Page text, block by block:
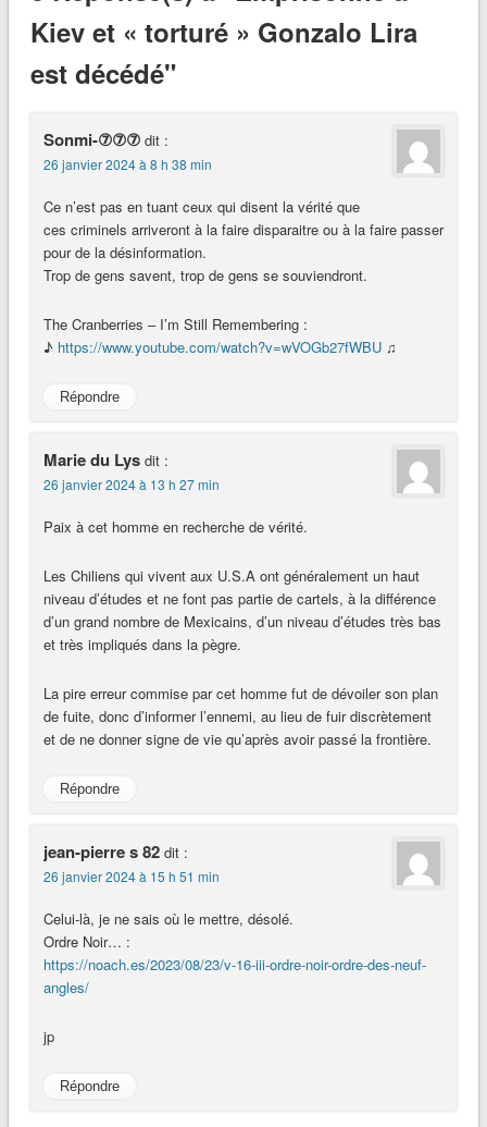
Kiev et « torturé » Gonzalo Lira
est décédé"
Sonmi-⑦⑦⑦ dit :
26 janvier 2024 à 8 h 38 min
Ce n’est pas en tuant ceux qui disent la vérité que
ces criminels arriveront à la faire disparaitre ou à la faire passer
pour de la désinformation.
Trop de gens savent, trop de gens se souviendront.
The Cranberries – I’m Still Remembering :
♪ https://www.youtube.com/watch?v=wVOGb27fWBU♫
Répondre
Marie du Lys dit :
26 janvier 2024 à 13 h 27 min
Paix à cet homme en recherche de vérité.
Les Chiliens qui vivent aux U.S.A ont généralement un haut
niveau d’études et ne font pas partie de cartels, à la différence
d’un grand nombre de Mexicains, d’un niveau d’études très bas
et très impliqués dans la pègre.
La pire erreur commise par cet homme fut de dévoiler son plan
de fuite, donc d’informer l’ennemi, au lieu de fuir discrètement
et de ne donner signe de vie qu’après avoir passé la frontière.
Répondre
jean-pierre s 82 dit :
26 janvier 2024 à 15 h 51 min
Celui-là, je ne sais où le mettre, désolé.
Ordre Noir… :
https://noach.es/2023/08/23/v-16-iii-ordre-noir-ordre-des-neuf-
angles/
jp
Répondre